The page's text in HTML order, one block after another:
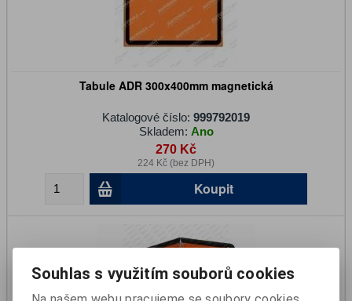
Tabule ADR 300x400mm magnetická
Katalogové číslo: 999792019
Skladem: Ano
270 Kč
224 Kč (bez DPH)
Koupit
Souhlas s využitím souborů cookies